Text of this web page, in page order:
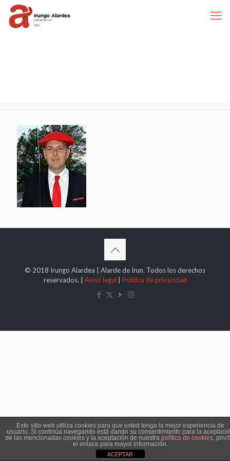
© 2018 Irungo Alardea | Alarde de Irun. Todos los derechos
reservados. | Aviso legal Política de privacidad
Este sitio web utiliza cookies para que usted tenga la mejor experiencia de
usuario. Si continúa navegando está dando su consentimiento para la
de las mencionadas cookies y la aceptación de nuestra política de cookies,
el enlace para mayor información.
ACEPTAR